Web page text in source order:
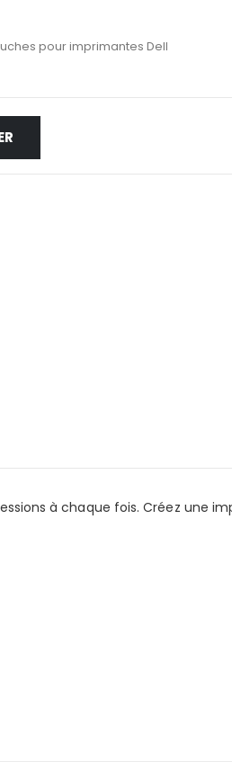
pour imprimantes Dell
à chaque fois. Créez une